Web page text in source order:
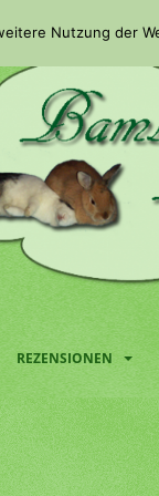
REZENSIONEN
Nutzung der